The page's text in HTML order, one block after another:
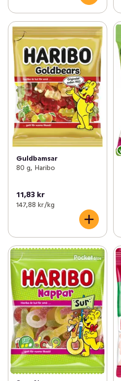
Guldbamsar
80 g, Haribo
11,83 kr
147,88 kr /kg